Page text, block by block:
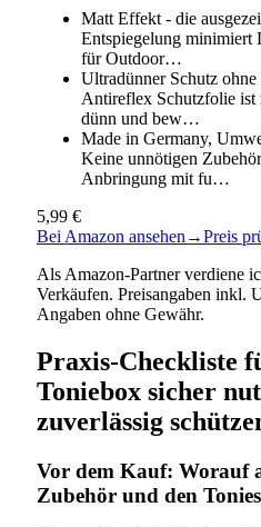
Matt Effekt - die
Entspiegelung minimiert
für Outdoor…
Ultradünner Schutz
Antireflex Schutzfolie ist
dünn und bew…
Made in Germany,
Keine unnötigen
Anbringung mit fu…
5,99 €
Bei Amazon ansehen →Preis
Als Amazon-Partner verdiene
Verkäufen. Preisangaben inkl.
Angaben ohne Gewähr.
Praxis-Checkliste
Toniebox sicher
zuverlässig
Vor dem Kauf: Worauf
Zubehör und den